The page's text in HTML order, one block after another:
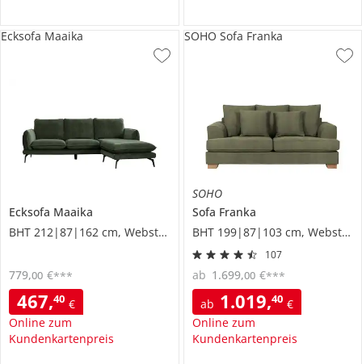
Ecksofa Maaika
BHT 212|87|162 cm, Webstoff
467,40 €
Online zum
Kundenkartenpreis
779,00 €***
Ecksofa Maaika
SOHO
Sofa Franka
BHT 199|87|103 cm, Webstoff grob
107
ab 1.019,40 €
Online zum
Kundenkartenpreis
ab 1.699,00 €***
SOHO Sofa Franka